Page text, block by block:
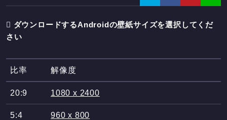
ダウンロードするAndroidの壁紙サイズを選択してくだ
さい
比率 解像度
20:9 1080 x 2400
5:4 960 x 800